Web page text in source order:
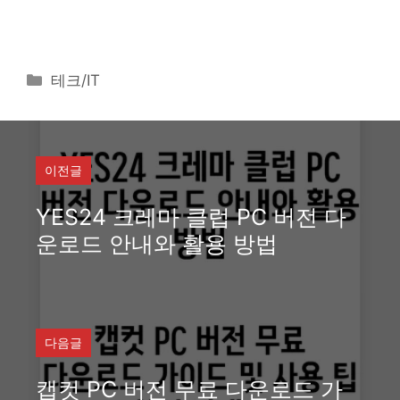
카
고
테크/IT
이전글
YES24 크레마 클럽 PC 버전 다
운로드 안내와 활용 방법
다음글
캡컷 PC 버전 무료 다운로드 가